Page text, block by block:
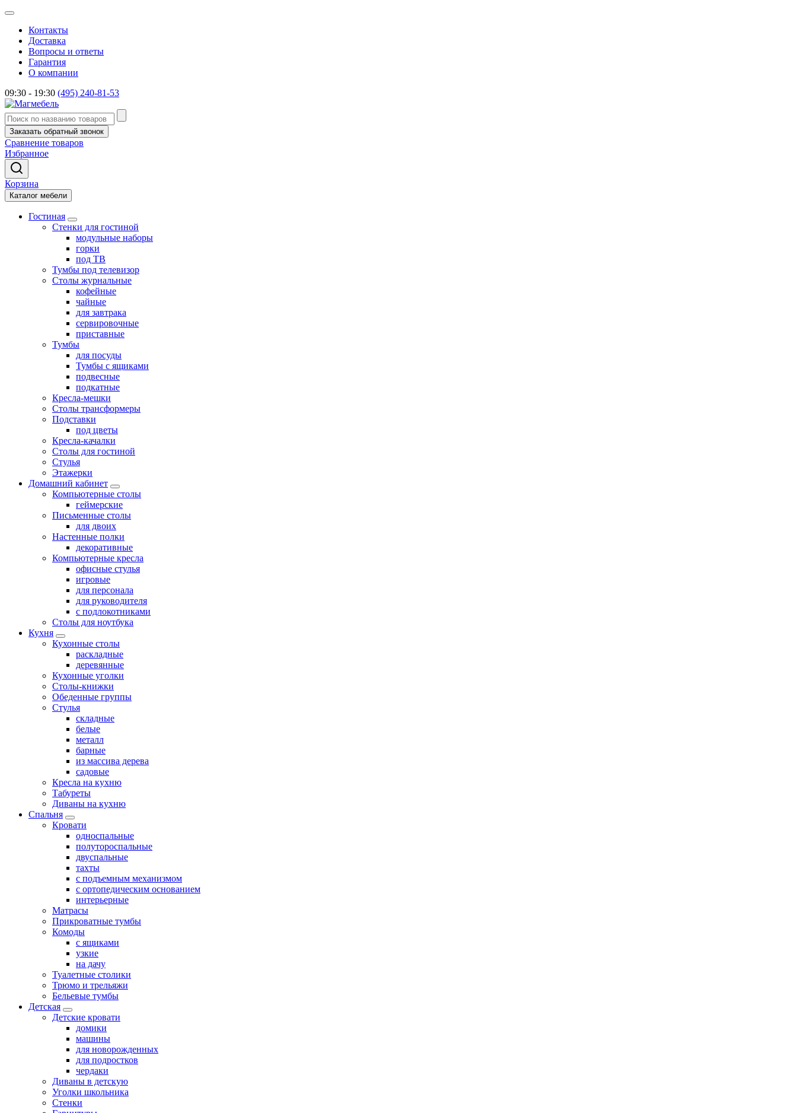
Контакты
Доставка
Вопросы и ответы
Гарантия
О компании
09:30 - 19:30 (495) 240-81-53
Заказать обратный звонок
Сравнение товаров
Избранное
Корзина
Каталог мебели
Гостиная
Стенки для гостиной
модульные наборы
горки
под ТВ
Тумбы под телевизор
Столы журнальные
кофейные
чайные
для завтрака
сервировочные
приставные
Тумбы
для посуды
Тумбы с ящиками
подвесные
подкатные
Кресла-мешки
Столы трансформеры
Подставки
под цветы
Кресла-качалки
Столы для гостиной
Стулья
Этажерки
Домашний кабинет
Компьютерные столы
геймерские
Письменные столы
для двоих
Настенные полки
декоративные
Компьютерные кресла
офисные стулья
игровые
для персонала
для руководителя
с подлокотниками
Столы для ноутбука
Кухня
Кухонные столы
раскладные
деревянные
Кухонные уголки
Столы-книжки
Обеденные группы
Стулья
складные
белые
металл
барные
из массива дерева
садовые
Кресла на кухню
Табуреты
Диваны на кухню
Спальня
Кровати
односпальные
полутороспальные
двуспальные
тахты
с подъемным механизмом
с ортопедическим основанием
интерьерные
Матрасы
Прикроватные тумбы
Комоды
с ящиками
узкие
на дачу
Туалетные столики
Трюмо и трельяжи
Бельевые тумбы
Детская
Детские кровати
домики
машины
для новорожденных
для подростков
чердаки
Диваны в детскую
Уголки школьника
Стенки